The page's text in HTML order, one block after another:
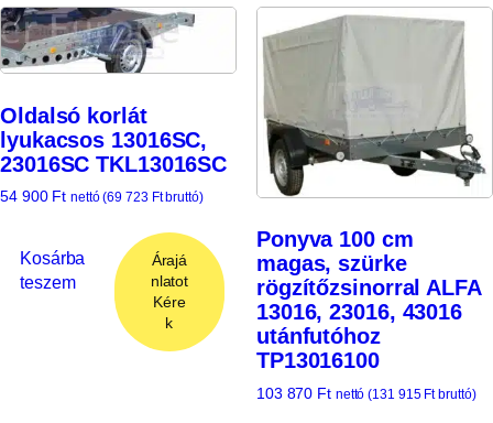
Oldalsó korlát
lyukacsos 13016SC,
23016SC TKL13016SC
54 900 Ft nettó (69 723 Ftbruttó)
Kosárba
teszem
Árajá
nlatot
Kére
k
Ponyva 100 cm
magas, szürke
rögzítőzsinorral ALFA
13016, 23016, 43016
utánfutóhoz
TP13016100
103 870 Ft nettó (131 915 Ftbruttó)